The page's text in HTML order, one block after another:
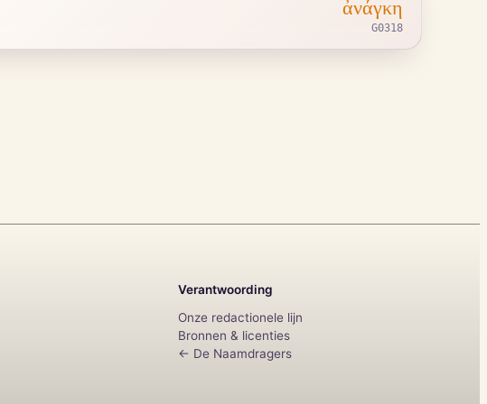
ἀνάγκη
G0318
Verantwoording
Onze redactionele lijn
Bronnen & licenties
← De Naamdragers